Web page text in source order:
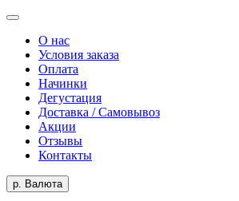
О нас
Условия заказа
Оплата
Начинки
Дегустация
Доставка / Самовывоз
Акции
Отзывы
Контакты
р. Валюта